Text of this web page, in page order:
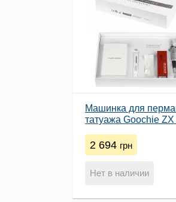
Машинка для
татуажа Goochie
2 694 грн
Нет в наличии